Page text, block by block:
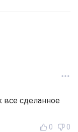
все сделанное
0 0